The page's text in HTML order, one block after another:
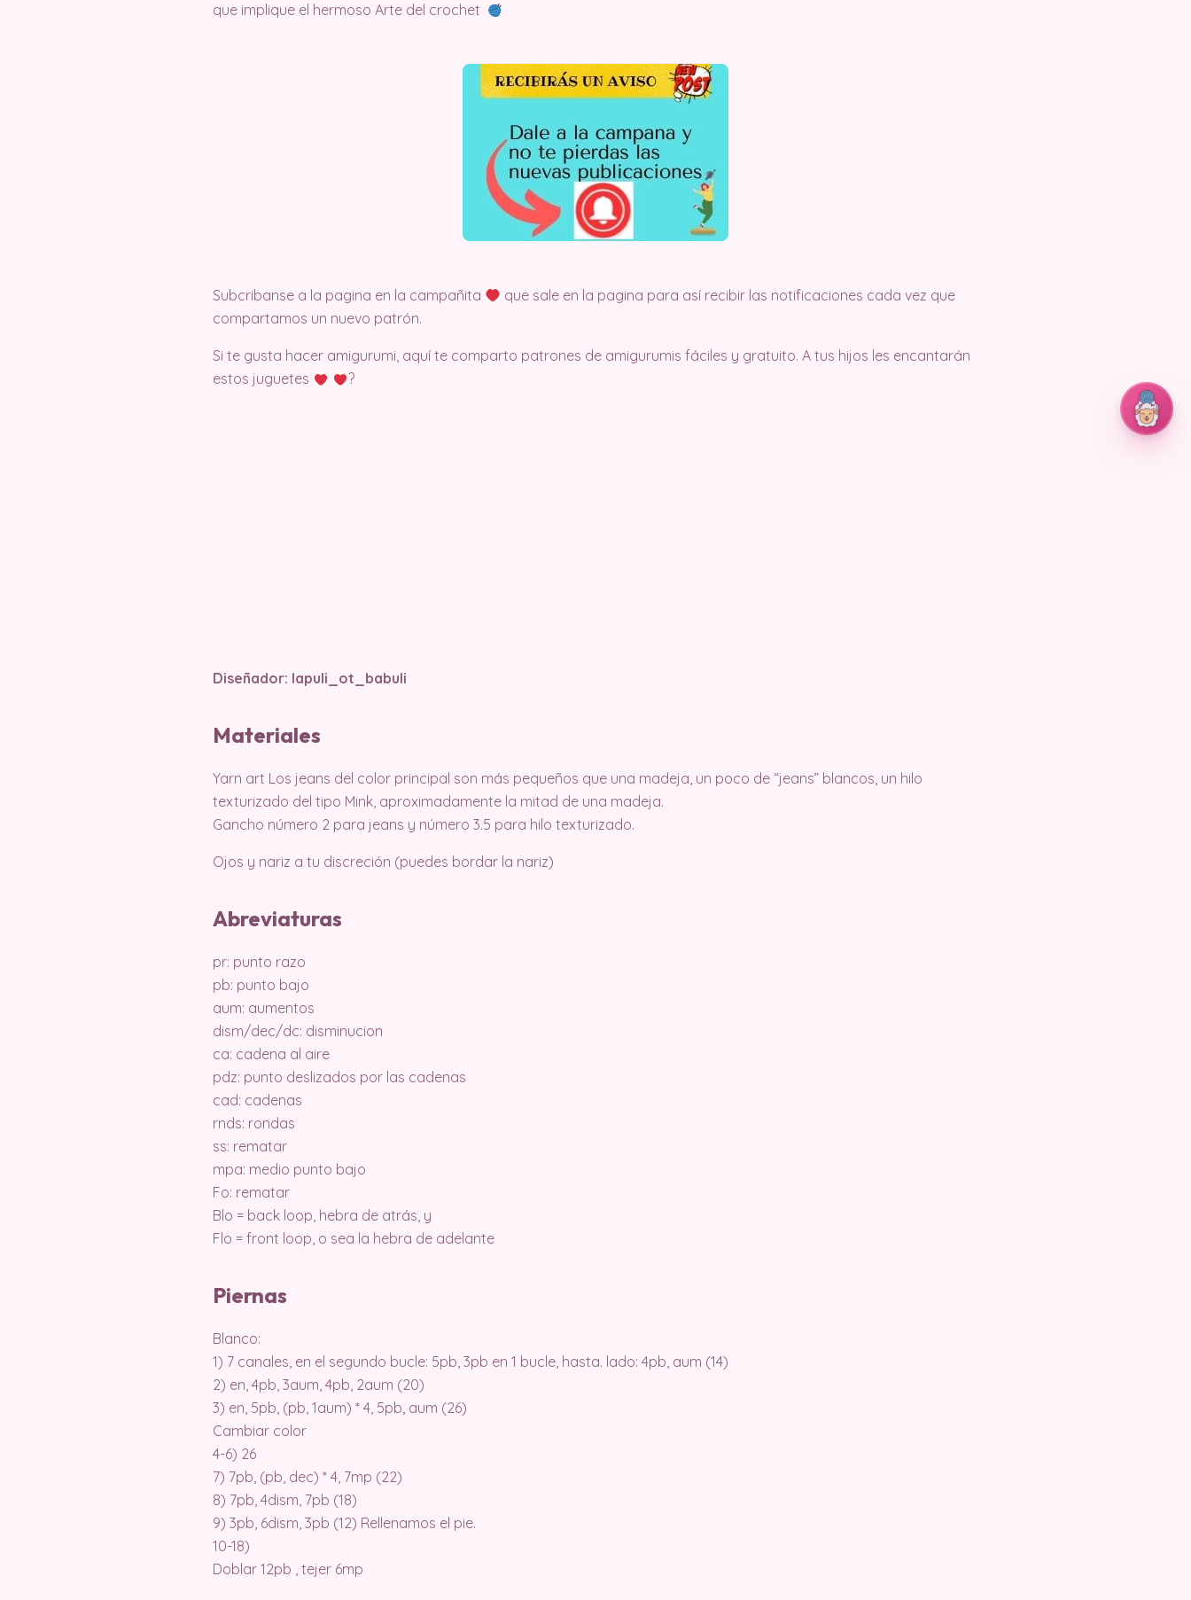
que implique el hermoso Arte del crochet
Subcribanse a la pagina en la campañita
que sale en la pagina para así recibir las notificaciones cada vez que
compartamos un nuevo patrón.
Si te gusta hacer amigurumi, aquí te comparto patrones de amigurumis fáciles y gratuito. A tus hijos les encantarán
estos juguetes
?
Diseñador: lapuli_ot_babuli
Materiales
Yarn art Los jeans del color principal son más pequeños que una madeja, un poco de “jeans” blancos, un hilo
texturizado del tipo Mink, aproximadamente la mitad de una madeja.
Gancho número 2 para jeans y número 3.5 para hilo texturizado.
Ojos y nariz a tu discreción (puedes bordar la nariz)
Abreviaturas
pr: punto razo
pb: punto bajo
aum: aumentos
dism/dec/dc: disminucion
ca: cadena al aire
pdz: punto deslizados por las cadenas
cad: cadenas
rnds: rondas
ss: rematar
mpa: medio punto bajo
Fo: rematar
Blo = back loop, hebra de atrás, y
Flo = front loop, o sea la hebra de adelante
Piernas
Blanco:
1) 7 canales, en el segundo bucle: 5pb, 3pb en 1 bucle, hasta. lado: 4pb, aum (14)
2) en, 4pb, 3aum, 4pb, 2aum (20)
3) en, 5pb, (pb, 1aum) * 4, 5pb, aum (26)
Cambiar color
4-6) 26
7) 7pb, (pb, dec) * 4, 7mp (22)
8) 7pb, 4dism, 7pb (18)
9) 3pb, 6dism, 3pb (12) Rellenamos el pie.
10-18)
Doblar 12pb , tejer 6mp